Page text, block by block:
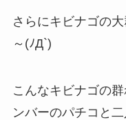
さらにキビナゴの
～(ﾉД`)
こんなキビナゴの
ンバーのパチコと